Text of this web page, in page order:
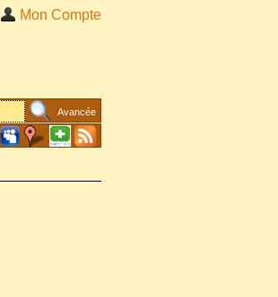
Mon Compte
Avancée